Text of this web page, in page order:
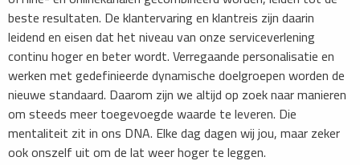
beste resultaten. De klantervaring en klantreis zijn daarin
leidend en eisen dat het niveau van onze serviceverlening
continu hoger en beter wordt. Verregaande personalisatie en
werken met gedefinieerde dynamische doelgroepen worden de
nieuwe standaard. Daarom zijn we altijd op zoek naar manieren
om steeds meer toegevoegde waarde te leveren. Die
mentaliteit zit in ons DNA. Elke dag dagen wij jou, maar zeker
ook onszelf uit om de lat weer hoger te leggen.